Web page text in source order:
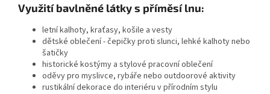
Využití bavlněné látky s příměsí lnu:
letní kalhoty, kraťasy, košile a vesty
dětské oblečení - čepičky proti slunci, lehké kalhoty nebo
šatičky
historické kostýmy a stylové pracovní oblečení
oděvy pro myslivce, rybáře nebo outdoorové aktivity
rustikální dekorace do interiéru v přírodním stylu